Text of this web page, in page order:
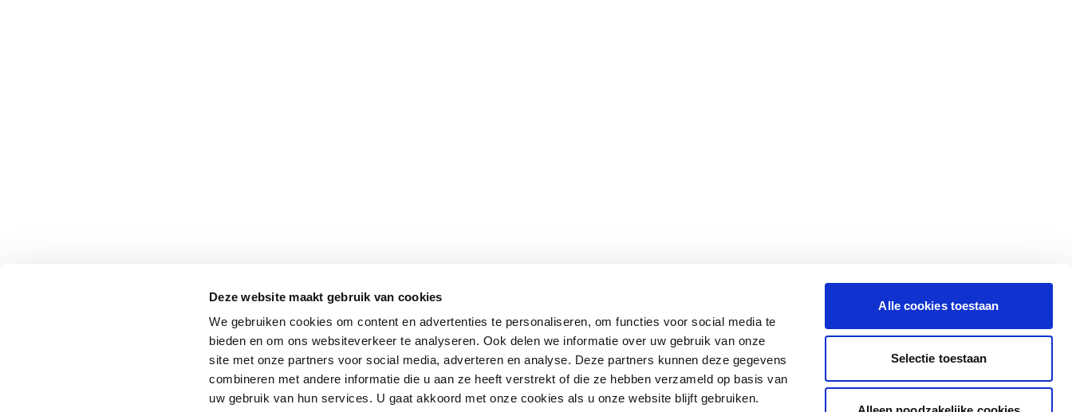
Deze website maakt gebruik van cookies
We gebruiken cookies om content en advertenties te personaliseren, om functies voor social media te
bieden en om ons websiteverkeer te analyseren. Ook delen we informatie over uw gebruik van onze
site met onze partners voor social media, adverteren en analyse. Deze partners kunnen deze gegevens
combineren met andere informatie die u aan ze heeft verstrekt of die ze hebben verzameld op basis van
uw gebruik van hun services. U gaat akkoord met onze cookies als u onze website blijft gebruiken.
Alle cookies toestaan
Selectie toestaan